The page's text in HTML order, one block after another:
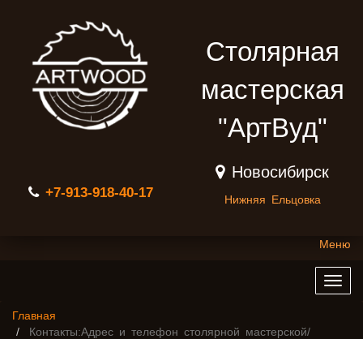
Столярная
мастерская
"АртВуд"
+7-913-918-40-17
Новосибирск
Нижняя Ельцовка
Меню
Главная
Контакты:Адрес и телефон столярной мастерской/